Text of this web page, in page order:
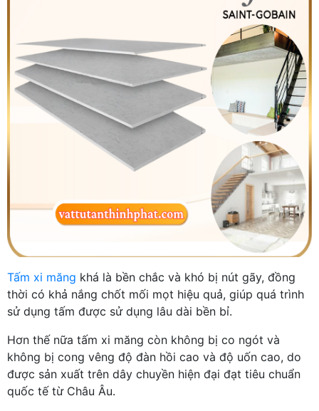
Tấm xi măng khá là bền chắc và khó bị nút gãy, đồng
thời có khả nắng chốt mối mọt hiệu quả, giúp quá trình
sử dụng tấm được sử dụng lâu dài bền bỉ.
Hơn thế nữa tấm xi măng còn không bị co ngót và
không bị cong vêng độ đàn hồi cao và độ uốn cao, do
được sản xuất trên dây chuyền hiện đại đạt tiêu chuẩn
quốc tế từ Châu Âu.